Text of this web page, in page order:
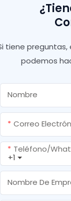
tiene preguntas,
podemos
Nombre
Correo
+1
Teléfono/
Nombre De